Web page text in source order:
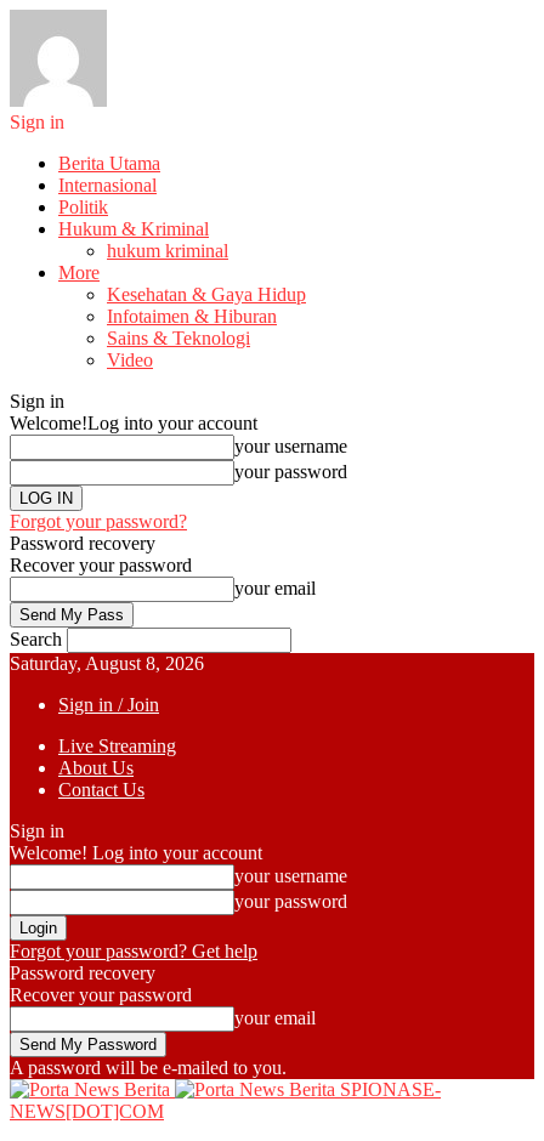
Sign in
Berita Utama
Internasional
Politik
Hukum & Kriminal
hukum kriminal
More
Kesehatan & Gaya Hidup
Infotaimen & Hiburan
Sains & Teknologi
Video
Sign in
Welcome!Log into your account
your username
your password
Forgot your password?
Password recovery
Recover your password
your email
Search
Saturday, August 8, 2026
Sign in / Join
Live Streaming
About Us
Contact Us
Sign in
Welcome! Log into your account
your username
your password
Forgot your password? Get help
Password recovery
Recover your password
your email
A password will be e-mailed to you.
SPIONASE-
NEWS[DOT]COM